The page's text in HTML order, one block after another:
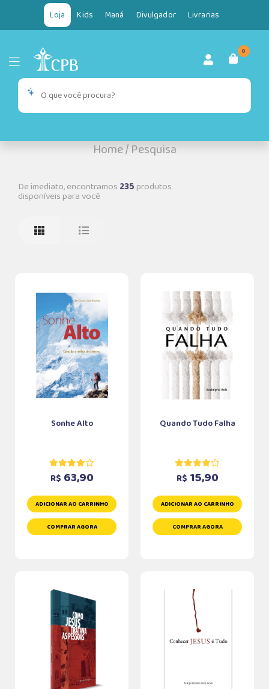
Loja Kids Maná Divulgador Livrarias
0
Home/Pesquisa
De imediato, encontramos 235produtos
disponíveis para você
Sonhe Alto
R$ 63,90
ADICIONAR AO CARRINHO
COMPRAR AGORA
Quando Tudo Falha
R$ 15,90
ADICIONAR AO CARRINHO
COMPRAR AGORA